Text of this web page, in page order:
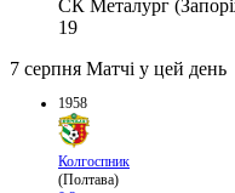
СК Металург
19
7 серпня Матчі у цей день
1958
Колгоспник
(Полтава)